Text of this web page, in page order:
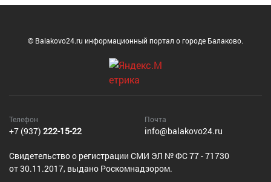
© Balakovo24.ru информационный портал о городе Балаково.
Телефон
+7 (937) 222-15-22
Почта
info@balakovo24.ru
Cвидетельство о регистрации СМИ ЭЛ № ФС 77 - 71730
от 30.11.2017, выдано Роскомнадзором.